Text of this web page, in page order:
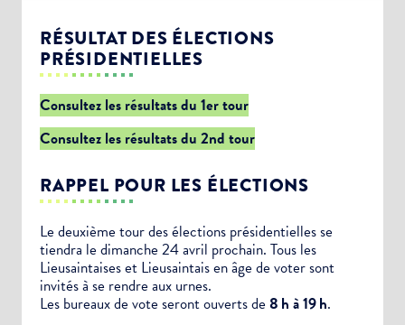
RÉSULTAT DES ÉLECTIONS
PRÉSIDENTIELLES
Consultez les résultats du 1er tour
Consultez les résultats du 2nd tour
RAPPEL POUR LES ÉLECTIONS
Le deuxième tour des élections présidentielles se
tiendra le dimanche 24 avril prochain. Tous les
Lieusaintaises et Lieusaintais en âge de voter sont
invités à se rendre aux urnes.
Les bureaux de vote seront ouverts de 8 h à 19 h.